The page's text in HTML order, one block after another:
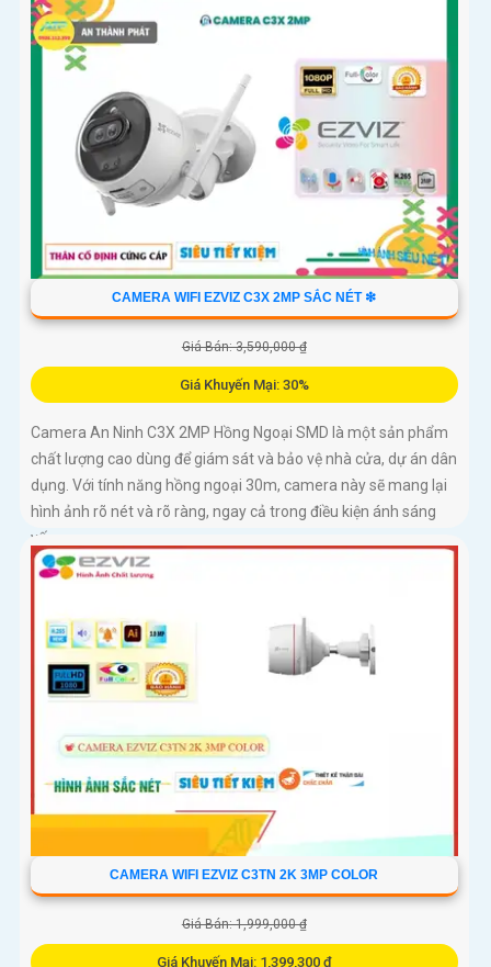
CAMERA WIFI EZVIZ C3X 2MP SẮC NÉT ❇
Giá Bán: 3,590,000 ₫
Giá Khuyến Mại: 30%
Camera An Ninh C3X 2MP Hồng Ngoại SMD là một sản phẩm
chất lượng cao dùng để giám sát và bảo vệ nhà cửa, dự án dân
dụng. Với tính năng hồng ngoại 30m, camera này sẽ mang lại
hình ảnh rõ nét và rõ ràng, ngay cả trong điều kiện ánh sáng
yếu
CAMERA WIFI EZVIZ C3TN 2K 3MP COLOR
Giá Bán: 1,999,000 ₫
Giá Khuyến Mại: 1,399,300 ₫